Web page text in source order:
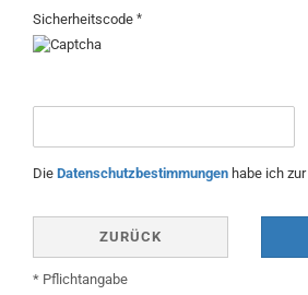
Sicherheitscode
Die Datenschutzbestimmungen habe ich
ZURÜCK
* Pflichtangabe